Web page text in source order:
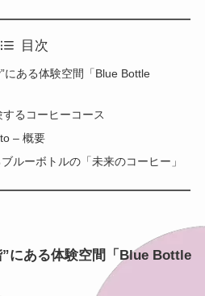
目次
にある体験空間「Blue Bottle
るコーヒーコース
– 概要
ルーボトルの「未来のコーヒー」
にある体験空間「Blue Bottle